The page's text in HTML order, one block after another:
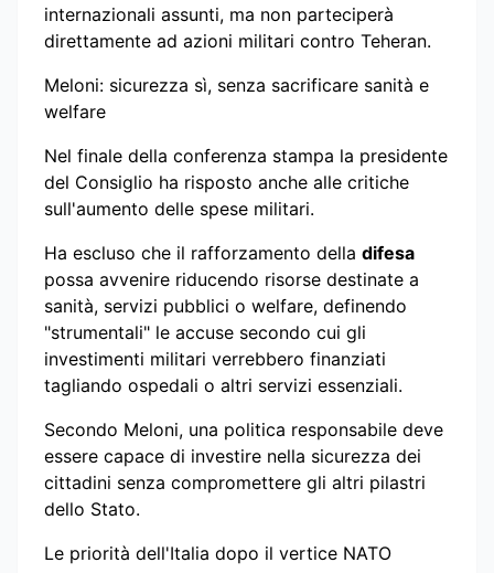
internazionali assunti, ma non parteciperà
direttamente ad azioni militari contro Teheran.
Meloni: sicurezza sì, senza sacrificare sanità e
welfare
Nel finale della conferenza stampa la presidente
del Consiglio ha risposto anche alle critiche
sull'aumento delle spese militari.
Ha escluso che il rafforzamento della difesa
possa avvenire riducendo risorse destinate a
sanità, servizi pubblici o welfare, definendo
"strumentali" le accuse secondo cui gli
investimenti militari verrebbero finanziati
tagliando ospedali o altri servizi essenziali.
Secondo Meloni, una politica responsabile deve
essere capace di investire nella sicurezza dei
cittadini senza compromettere gli altri pilastri
dello Stato.
Le priorità dell'Italia dopo il vertice NATO